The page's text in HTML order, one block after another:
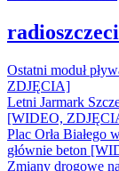
Ostatni moduł
ZDJĘCIA]
Letni Jarmark
[WIDEO,
Plac Orła Białego
głównie beton
Zmiany drogowe